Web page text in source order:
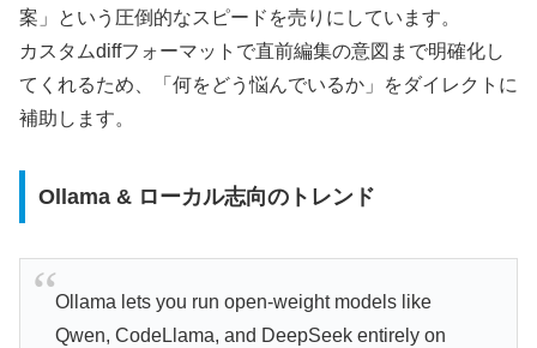
案」という圧倒的なスピードを売りにしています。
カスタムdiffフォーマットで直前編集の意図まで明確化し
てくれるため、「何をどう悩んでいるか」をダイレクトに
補助します。
Ollama & ローカル志向のトレンド
Ollama lets you run open-weight models like
Qwen, CodeLlama, and DeepSeek entirely on